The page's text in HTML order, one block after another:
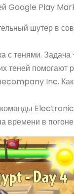
Google Play
шутер в
тенями.
теней помогают
Inc. Как
времени в